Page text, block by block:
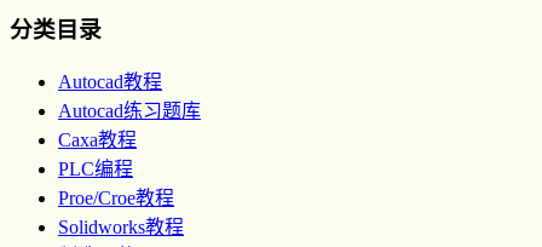
分类目录
Autocad教程
Autocad练习题库
Caxa教程
PLC编程
Proe/Croe教程
Solidworks教程